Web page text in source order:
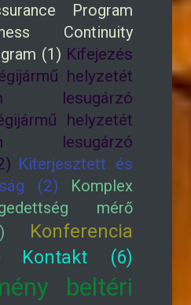
Program
Continuity
(1) Kifejezés
helyzetét
lesugárzó
helyzetét
lesugárzó
Kiterjesztett és
(2)
Komplex
mérő
Konferencia
Kontakt (6)
beltéri